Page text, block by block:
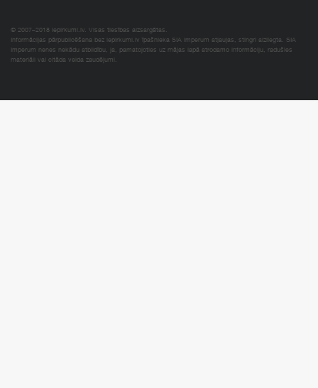
© 2007–2018 Iepirkumi.lv. Visas tiesības aizsargātas.
Informācijas pārpublicēšana bez iepirkumi.lv īpašnieka SIA Imperum atļaujas, stingri aizliegta. SIA
Imperum nenes nekādu atbildību, ja, pamatojoties uz mājas lapā atrodamo informāciju, radušies
materiāli vai citāda veida zaudējumi.